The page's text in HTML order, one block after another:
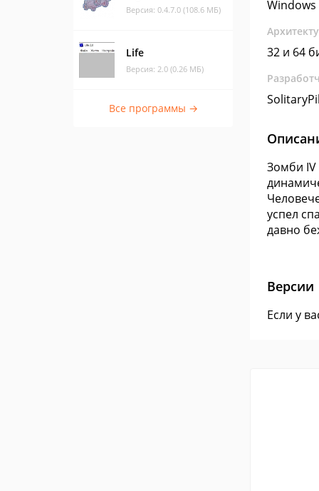
Версия: 0.4.7.0 (108.6 МБ)
Life
Версия: 2.0 (0.26 МБ)
Все программы →
Windows
32 и 64
Зомби IV
успел
давно
Версии
Если у